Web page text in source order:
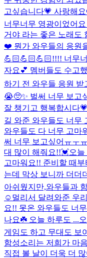
고싶습니다💗 사랑해
너무너무 영광이었어
거야 라는 좋은 노래도
❤️ 뭔가 와우들의 응원
💪🏻💪🏻💪🏻!!!! 너무
자요💕 멤버들도 수고
하기 전 와우들 응원
😭🥺✨ 벌써 너무 보고
잘 챙기고 행복합시다
길 와준 와우들도 너무
와우들도 다 너무 고마
써 너무 보고싶어ㅠㅜ
대 많이 해줘요!!💓오
고마워요!! 준비할 때
는데 막상 보니까 더더
아쉬웠지만,와우들과
☺️멀리서 달려와준 우
요!! 못온 와우들도 너
나요☘️ 오늘 하루도 ...
게임도 하고 무대도 보
함성소리는 저희가 마
직접 볼 날이 더욱 더